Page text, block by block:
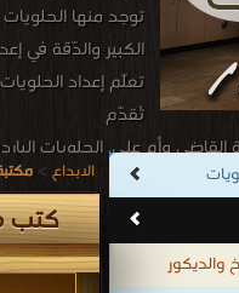
توجد منها
الكبير والدّقة في
تعلّم إعداد
تُقدّم
وأم علي. الحلويات
والديكور
الابداع >
كتب